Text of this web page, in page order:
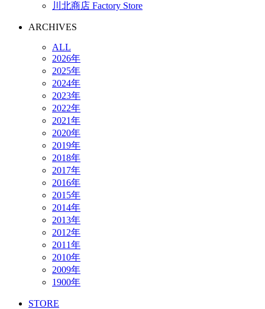
川北商店 Factory Store
ARCHIVES
ALL
2026年
2025年
2024年
2023年
2022年
2021年
2020年
2019年
2018年
2017年
2016年
2015年
2014年
2013年
2012年
2011年
2010年
2009年
1900年
STORE